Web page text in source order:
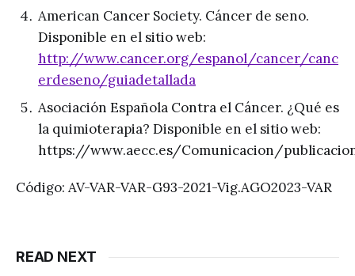
American Cancer Society. Cáncer de seno.
Disponible en el sitio web:
http://www.cancer.org/espanol/cancer/canc
erdeseno/guiadetallada
Asociación Española Contra el Cáncer. ¿Qué es
la quimioterapia? Disponible en el sitio web:
https://www.aecc.es/Comunicacion/
Código: AV-VAR-VAR-G93-2021-Vig.AGO2023-VAR
READ NEXT